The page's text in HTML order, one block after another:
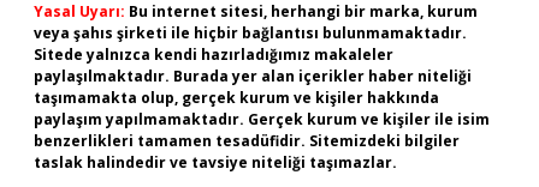
Yasal Uyarı: Bu internet sitesi, herhangi bir marka, kurum
veya şahıs şirketi ile hiçbir bağlantısı bulunmamaktadır.
Sitede yalnızca kendi hazırladığımız makaleler
paylaşılmaktadır. Burada yer alan içerikler haber niteliği
taşımamakta olup, gerçek kurum ve kişiler hakkında
paylaşım yapılmamaktadır. Gerçek kurum ve kişiler ile isim
benzerlikleri tamamen tesadüfidir. Sitemizdeki bilgiler
taslak halindedir ve tavsiye niteliği taşımazlar.